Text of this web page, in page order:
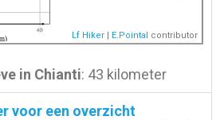
40
Lf Hiker | E.Pointal contributor
in Chianti: 43 kilometer
voor een overzicht